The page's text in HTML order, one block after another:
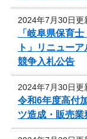
2024年7月30日更
「岐阜県保育
ト」リニュー
競争入札公告
2024年7月30日更
令和6年度高付
ツ造成・販売業